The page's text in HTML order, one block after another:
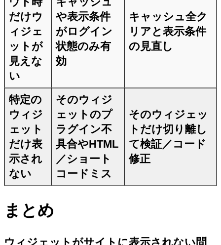
だけウ
ィジェ
ットが
見えな
い
や表示条件
がログイン
状態のみ有
効
キャッシュ全ク
リアと表示条件
の見直し
特定の
ウィジ
ェット
だけ表
示され
ない
そのウィジ
ェットのプ
ラグイン不
具合やHTML
／ショート
コードミス
そのウィジェッ
トだけ切り離し
て検証／コード
修正
まとめ
ウィジェットがサイトに表示されない問